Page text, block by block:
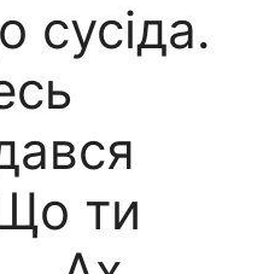
сусіда.
ти